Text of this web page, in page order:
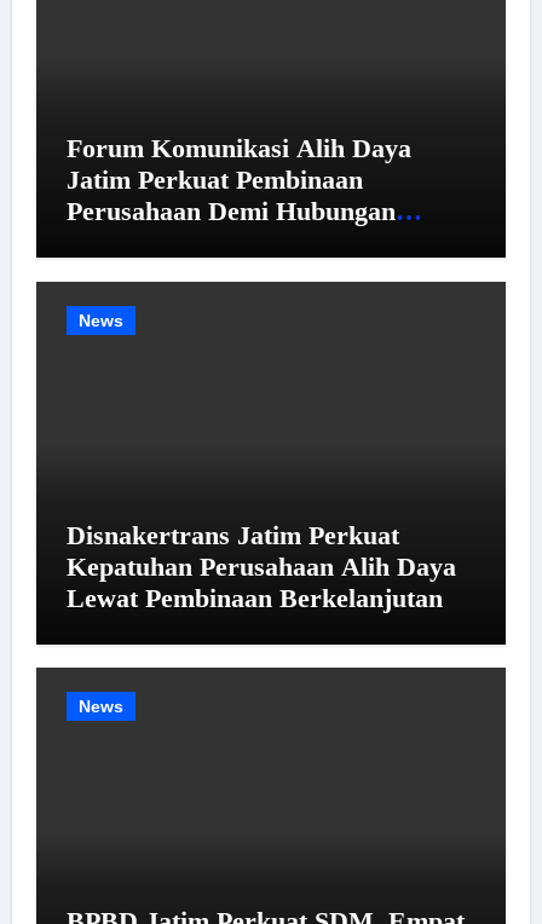
Forum Komunikasi Alih Daya
Jatim Perkuat Pembinaan
Perusahaan Demi Hubungan
News
Disnakertrans Jatim Perkuat
Kepatuhan Perusahaan Alih Daya
Lewat Pembinaan Berkelanjutan
News